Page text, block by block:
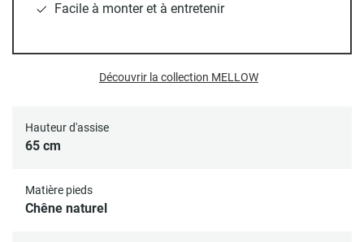
Hauteur d'assise
65 cm
Matière pieds
Chêne naturel
Facile à monter et à entretenir
Découvrir la collection MELLOW